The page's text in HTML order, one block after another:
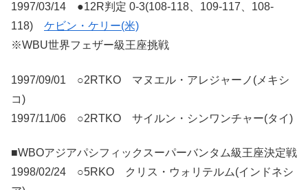
1997/03/14 ●12R判定 0-3(108-118、109-117、108-
118) ケビン・ケリー(米)
※WBU世界フェザー級王座挑戦
1997/09/01 ○2RTKO マヌエル・アレジャーノ(メキシ
コ)
1997/11/06 ○2RTKO サイルン・シンワンチャー(タイ)
■WBOアジアパシフィックスーパーバンタム級王座決定戦
1998/02/24 ○5RKO クリス・ウォリテルム(インドネシ